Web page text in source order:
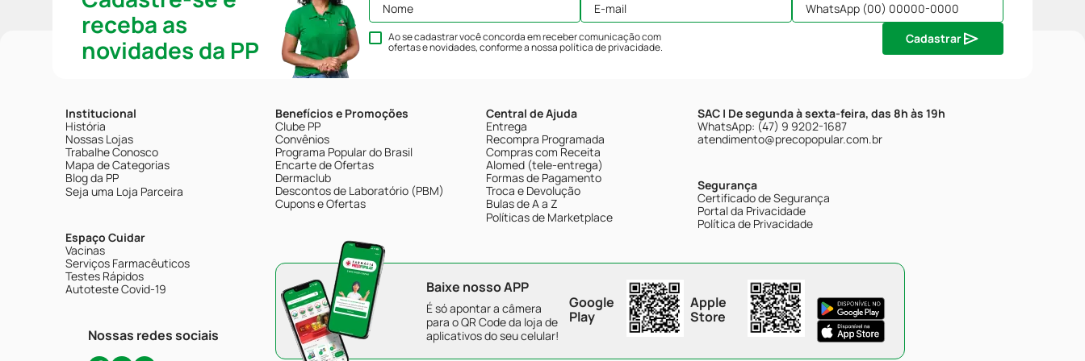
receba as
novidades da PP
Ao se cadastrar você concorda em receber comunicação com
ofertas e novidades, conforme a nossapolítica de privacidade.
Cadastrar
Institucional
História
Nossas Lojas
Trabalhe Conosco
Mapa de Categorias
Blog da PP
Seja uma Loja Parceira
Espaço Cuidar
Vacinas
Serviços Farmacêuticos
Testes Rápidos
Autoteste Covid-19
Nossas redes sociais
Benefícios e Promoções
Clube PP
Convênios
Programa Popular do Brasil
Encarte de Ofertas
Dermaclub
Descontos de Laboratório (PBM)
Cupons e Ofertas
Central de Ajuda
Entrega
Recompra Programada
Compras com Receita
Alomed (tele-entrega)
Formas de Pagamento
Troca e Devolução
Bulas de A a Z
Políticas de Marketplace
SAC | De segunda à sexta-feira, das 8h às 19h
WhatsApp: (47) 9 9202-1687
atendimento@precopopular.com.br
Segurança
Certificado de Segurança
Portal da Privacidade
Política de Privacidade
Baixe nosso APP
É só apontar a câmera
para o QR Code da loja de
aplicativos do seu celular!
Google
Play
Apple
Store